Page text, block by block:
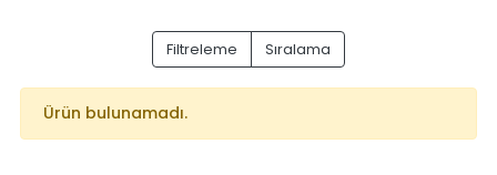
Filtreleme Sıralama
Ürün bulunamadı.